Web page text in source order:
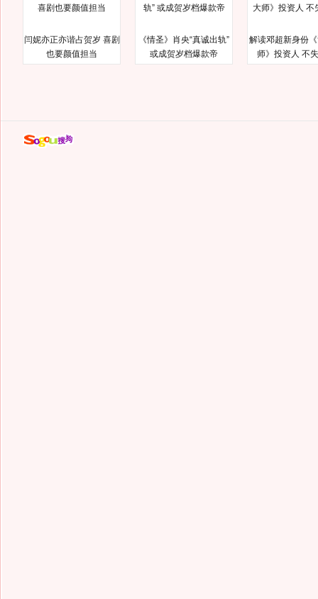
闫妮亦正亦谐占贺岁 喜剧
也要颜值担当
《情圣》肖央“真诚出轨”
或成贺岁档爆款帝
解读邓超新身份
师》投资人 不